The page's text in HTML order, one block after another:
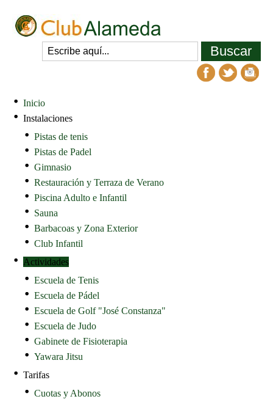
Inicio
Instalaciones
Pistas de tenis
Pistas de Padel
Gimnasio
Restauración y Terraza de Verano
Piscina Adulto e Infantil
Sauna
Barbacoas y Zona Exterior
Club Infantil
Actividades
Escuela de Tenis
Escuela de Pádel
Escuela de Golf "José Constanza"
Escuela de Judo
Gabinete de Fisioterapia
Yawara Jitsu
Tarifas
Cuotas y Abonos